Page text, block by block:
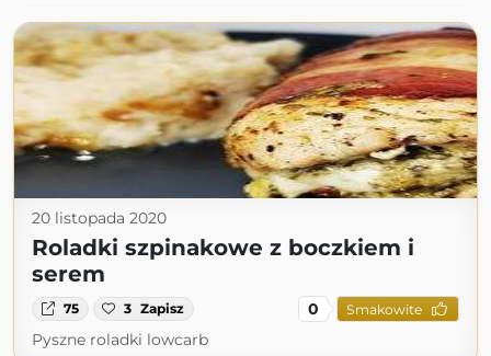
20 listopada 2020
Roladki szpinakowe z boczkiem i
serem
75 3 Zapisz 0 Smakowite
Pyszne roladki lowcarb